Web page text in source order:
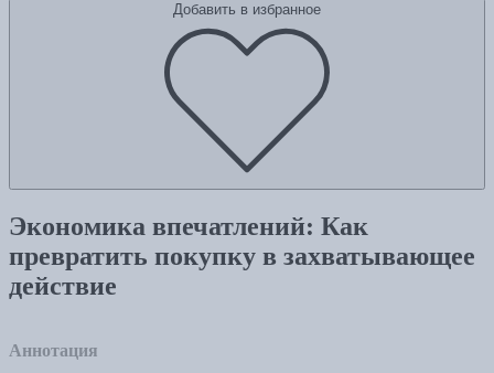
Добавить в избранное
Экономика впечатлений: Как
превратить покупку в захватывающее
действие
Аннотация